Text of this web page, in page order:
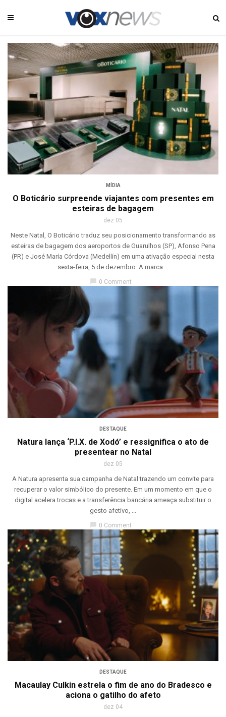
MÍDIA
O Boticário surpreende viajantes com presentes em
esteiras de bagagem
dez 05
Neste Natal, O Boticário traduz seu posicionamento transformando as
esteiras de bagagem dos aeroportos de Guarulhos (SP), Afonso Pena
(PR) e José María Córdova (Medellín) em uma ativação especial nesta
sexta-feira, 5 de dezembro. A marca ...
chat_bubble 0 Comment
DESTAQUE
Natura lança ‘P.I.X. de Xodó’ e ressignifica o ato de
presentear no Natal
dez 05
A Natura apresenta sua campanha de Natal trazendo um convite para
recuperar o valor simbólico do presente. Em um momento em que o
digital acelera trocas e a transferência bancária ameaça substituir o
gesto afetivo, ...
0 Comment
DESTAQUE
Macaulay Culkin estrela o fim de ano do Bradesco e
aciona o gatilho do afeto
dez 04